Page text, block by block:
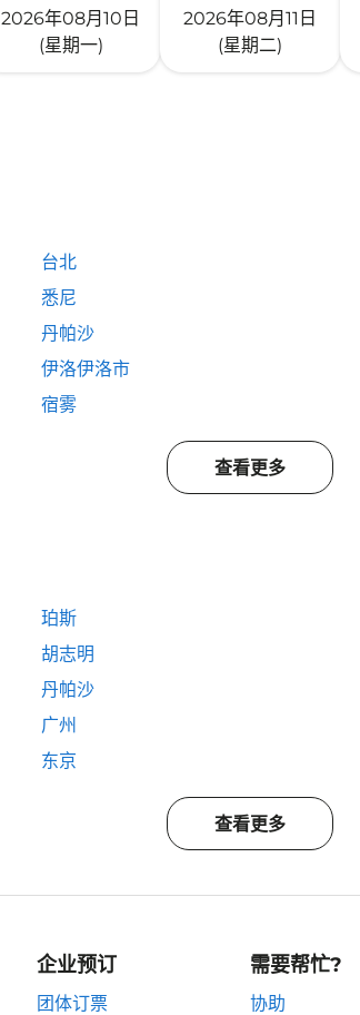
2026年08月10日
(星期一)
2026年08月11日
(星期二)
台北
悉尼
丹帕沙
伊洛伊洛市
宿雾
查看更多
珀斯
胡志明
丹帕沙
广州
东京
查看更多
企业预订
团体订票
需要帮忙?
协助